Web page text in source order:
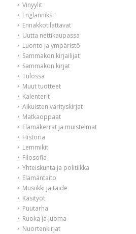
Vinyylit
Englanniksi
Ennakkotilattavat
Uutta nettikaupassa
Luonto ja ympäristö
Sammakon kirjailijat
Sammakon kirjat
Tulossa
Muut tuotteet
Kalenterit
Aikuisten värityskirjat
Matkaoppaat
Elämäkerrat ja muistelmat
Historia
Lemmikit
Filosofia
Yhteiskunta ja politiikka
Elämäntaito
Musiikki ja taide
Käsityöt
Puutarha
Ruoka ja juoma
Nuortenkirjat